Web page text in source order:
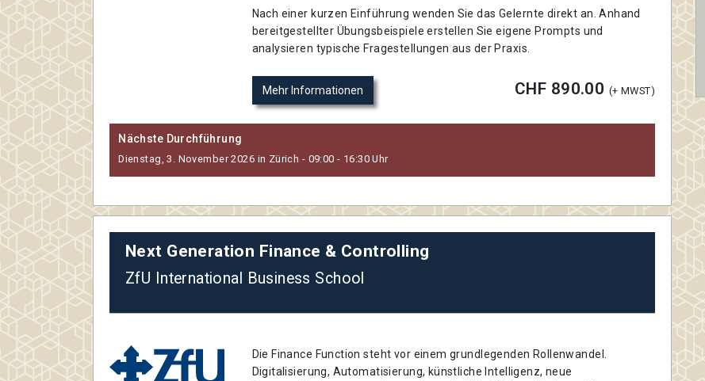
Nach einer kurzen Einführung wenden Sie das Gelernte direkt an. Anhand
bereitgestellter Übungsbeispiele erstellen Sie eigene Prompts und
analysieren typische Fragestellungen aus der Praxis.
Mehr Informationen CHF 890.00 (+ MWST)
Nächste Durchführung
Dienstag, 3. November 2026 in Zürich - 09:00 - 16:30 Uhr
Next Generation Finance & Controlling
ZfU International Business School
Die Finance Function steht vor einem grundlegenden Rollenwandel.
Digitalisierung, Automatisierung, künstliche Intelligenz, neue